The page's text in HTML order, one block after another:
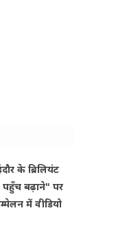
के ब्रिलियंट
बढ़ाने" पर
में वीडियो